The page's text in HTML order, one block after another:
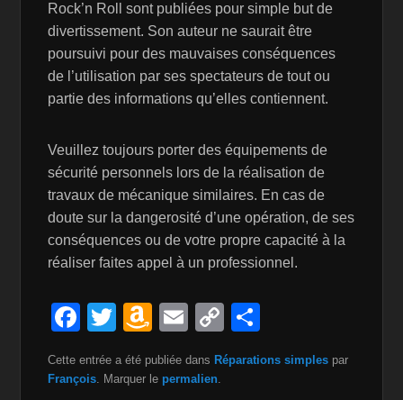
Rock’n Roll sont publiées pour simple but de
divertissement. Son auteur ne saurait être
poursuivi pour des mauvaises conséquences
de l’utilisation par ses spectateurs de tout ou
partie des informations qu’elles contiennent.
Veuillez toujours porter des équipements de
sécurité personnels lors de la réalisation de
travaux de mécanique similaires. En cas de
doute sur la dangerosité d’une opération, de ses
conséquences ou de votre propre capacité à la
réaliser faites appel à un professionnel.
F
c
T
wi
tt
A
m
a
E
m
ail
C
o
p
ta
Cette entrée a été publiée dans Réparations simples par
François. Marquer le permalien.